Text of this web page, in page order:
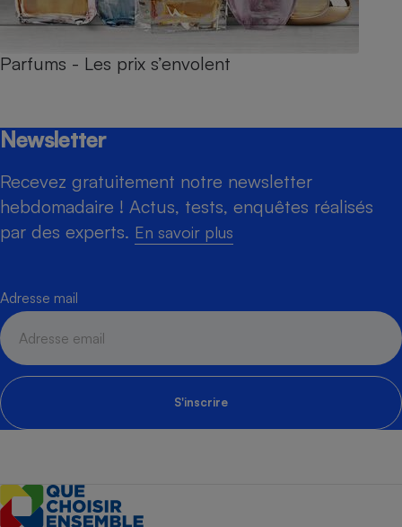
Parfums - Les prix s’envolent
Newsletter
Recevez gratuitement notre newsletter
hebdomadaire ! Actus, tests, enquêtes réalisés
par des experts. En savoir plus
Adresse mail
S'inscrire